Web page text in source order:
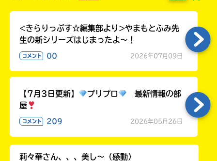
<きらりっぷす☆編集部より>やまもとふみ先
生の新シリーズはじまったよ～！
コメント 00 2026年07月09日
【7月3日更新】 プリプロ
最新情報の部
屋
コメント 209 2026年05月26日
莉々華さん、、、美し〜（感動）